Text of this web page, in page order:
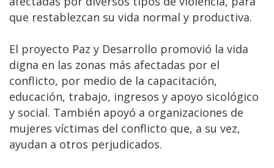
que restablezcan su vida normal y productiva.
El proyecto Paz y Desarrollo promovió la vida
digna en las zonas más afectadas por el
conflicto, por medio de la capacitación,
educación, trabajo, ingresos y apoyo sicológico
y social. También apoyó a organizaciones de
mujeres víctimas del conflicto que, a su vez,
ayudan a otros perjudicados.